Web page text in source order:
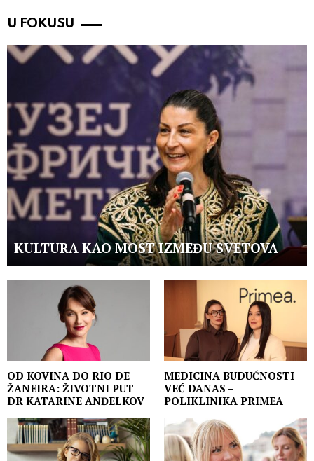
U FOKUSU
KULTURA KAO MOST IZMEĐU SVETOVA
OD KOVINA DO RIO DE
ŽANEIRA: ŽIVOTNI PUT
DR KATARINE ANĐELKOV
MEDICINA BUDUĆNOSTI
VEĆ DANAS –
POLIKLINIKA PRIMEA